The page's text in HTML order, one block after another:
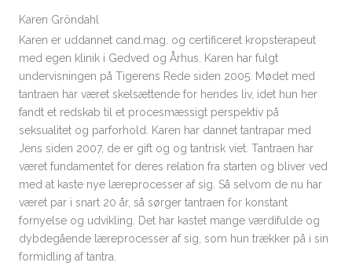
Karen Gröndahl
Karen er uddannet cand.mag. og certificeret kropsterapeut
med egen klinik i Gedved og Århus. Karen har fulgt
undervisningen på Tigerens Rede siden 2005. Mødet med
tantraen har været skelsættende for hendes liv, idet hun her
fandt et redskab til et procesmæssigt perspektiv på
seksualitet og parforhold. Karen har dannet tantrapar med
Jens siden 2007, de er gift og og tantrisk viet. Tantraen har
været fundamentet for deres relation fra starten og bliver ved
med at kaste nye læreprocesser af sig. Så selvom de nu har
været par i snart 20 år, så sørger tantraen for konstant
fornyelse og udvikling. Det har kastet mange værdifulde og
dybdegående læreprocesser af sig, som hun trækker på i sin
formidling af tantra.